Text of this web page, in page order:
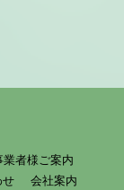
業者様ご案内
会社案内